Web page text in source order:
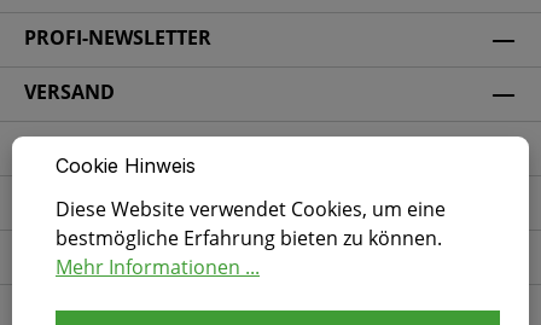
PROFI-NEWSLETTER
VERSAND
SICHERHEIT
SOCIAL MEDIA
ZERTIFIZIERUNG
Cookie Hinweis
Diese Website verwendet Cookies, um eine
bestmögliche Erfahrung bieten zu können.
Mehr Informationen ...